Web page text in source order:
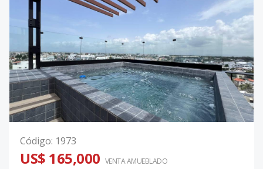
Código: 1973
US$ 165,000 VENTA AMUEBLADO